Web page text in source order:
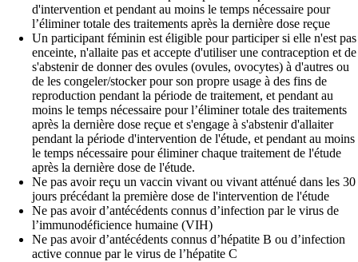
d'intervention et pendant au moins le temps nécessaire pour
l’éliminer totale des traitements après la dernière dose reçue
Un participant féminin est éligible pour participer si elle n'est pas
enceinte, n'allaite pas et accepte d'utiliser une contraception et de
s'abstenir de donner des ovules (ovules, ovocytes) à d'autres ou
de les congeler/stocker pour son propre usage à des fins de
reproduction pendant la période de traitement, et pendant au
moins le temps nécessaire pour l’éliminer totale des traitements
après la dernière dose reçue et s'engage à s'abstenir d'allaiter
pendant la période d'intervention de l'étude, et pendant au moins
le temps nécessaire pour éliminer chaque traitement de l'étude
après la dernière dose de l'étude.
Ne pas avoir reçu un vaccin vivant ou vivant atténué dans les 30
jours précédant la première dose de l'intervention de l'étude
Ne pas avoir d’antécédents connus d’infection par le virus de
l’immunodéficience humaine (VIH)
Ne pas avoir d’antécédents connus d’hépatite B ou d’infection
active connue par le virus de l’hépatite C